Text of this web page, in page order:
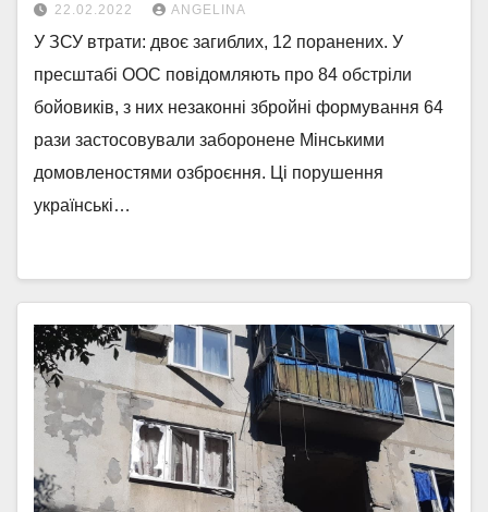
22.02.2022 ANGELINA
У ЗСУ втрати: двоє загиблих, 12 поранених. У
пресштабі ООС повідомляють про 84 обстріли
бойовиків, з них незаконні збройні формування 64
рази застосовували заборонене Мінськими
домовленостями озброєння. Ці порушення
українські…